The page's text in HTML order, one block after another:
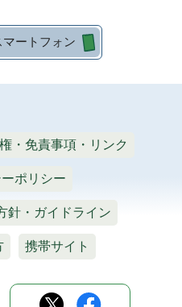
マートフォン
・免責事項・リンク
ポリシー
針・ガイドライン
携帯サイト